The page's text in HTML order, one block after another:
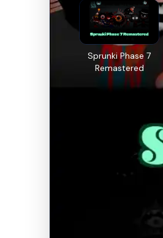
Sprunki Phase 7
Remastered